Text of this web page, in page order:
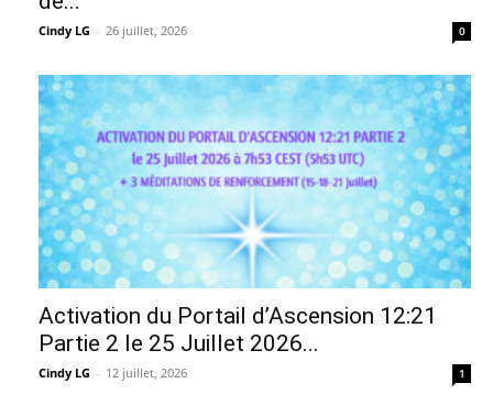
Cindy LG - 26 juillet, 2026 0
Activation du Portail d’Ascension 12:21
Partie 2 le 25 Juillet 2026...
Cindy LG - 12 juillet, 2026 1